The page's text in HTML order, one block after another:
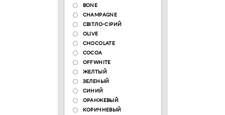
BONE
CHAMPAGNE
СВІТЛО-СІРИЙ
OLIVE
CHOCOLATE
COCOA
OFFWHITE
ЖЕЛТЫЙ
ЗЕЛЕНЫЙ
СИНИЙ
ОРАНЖЕВЫЙ
КОРИЧНЕВЫЙ